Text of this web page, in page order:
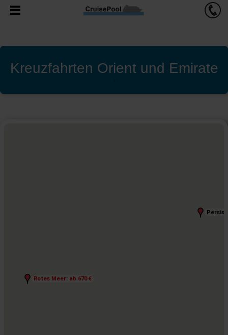
Kreuzfahrten Orient und Emirate
'
Rotes Meer: ab 670 €
Rotes Meer: ab 670 €